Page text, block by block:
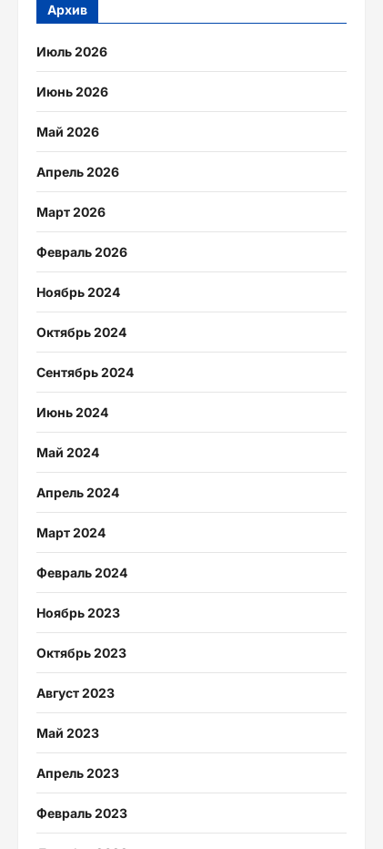
Архив
Июль 2026
Июнь 2026
Май 2026
Апрель 2026
Март 2026
Февраль 2026
Ноябрь 2024
Октябрь 2024
Сентябрь 2024
Июнь 2024
Май 2024
Апрель 2024
Март 2024
Февраль 2024
Ноябрь 2023
Октябрь 2023
Август 2023
Май 2023
Апрель 2023
Февраль 2023